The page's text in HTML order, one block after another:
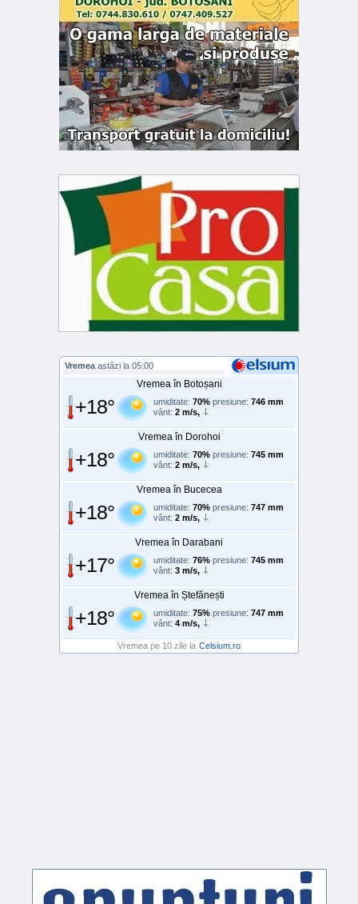
Vremea astăzi la 05:00
Vremea în Botoșani
+18° umiditate: 70% presiune: 746 mm
vânt: 2 m/s,
Vremea în Dorohoi
+18° umiditate: 70% presiune: 745 mm
vânt: 2 m/s,
Vremea în Bucecea
+18° umiditate: 70% presiune: 747 mm
vânt: 2 m/s,
Vremea în Darabani
+17° umiditate: 76% presiune: 745 mm
vânt: 3 m/s,
Vremea în Ștefănești
+18° umiditate: 75% presiune: 747 mm
vânt: 4 m/s,
Vremea pe 10 zile la Celsium.ro